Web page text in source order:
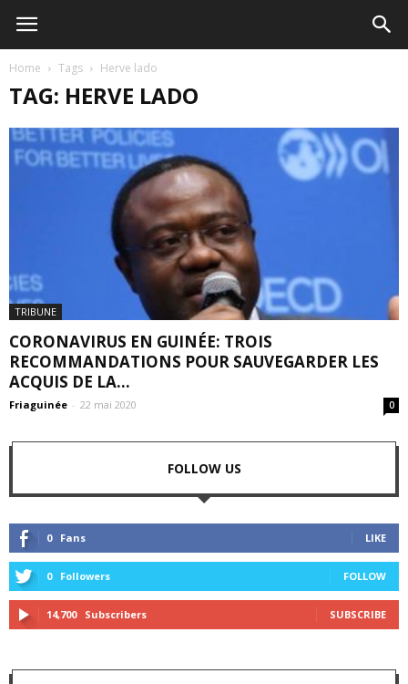
Home Tags Herve lado
TAG: HERVE LADO
TRIBUNE
CORONAVIRUS EN GUINÉE: TROIS
RECOMMANDATIONS POUR SAUVEGARDER LES
ACQUIS DE LA...
Friaguinée - 22 mai 2020 0
FOLLOW US
0 Fans LIKE
0 Followers FOLLOW
14,700 Subscribers SUBSCRIBE